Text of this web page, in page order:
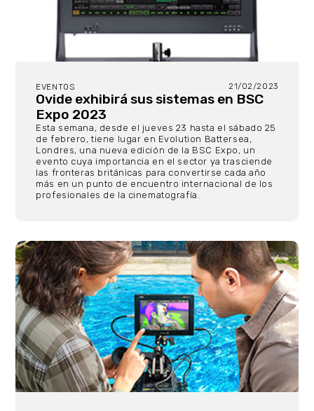
EVENTOS 21/02/2023
Ovide exhibirá sus sistemas en BSC
Expo 2023
Esta semana, desde el jueves 23 hasta el sábado 25
de febrero, tiene lugar en Evolution Battersea,
Londres, una nueva edición de la BSC Expo, un
evento cuya importancia en el sector ya trasciende
las fronteras británicas para convertirse cada año
más en un punto de encuentro internacional de los
profesionales de la cinematografía.